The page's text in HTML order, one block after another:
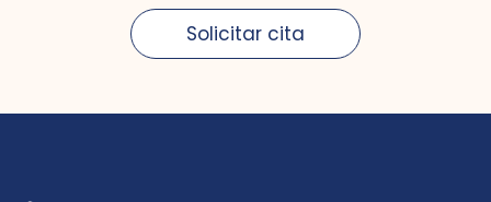
Solicitar cita